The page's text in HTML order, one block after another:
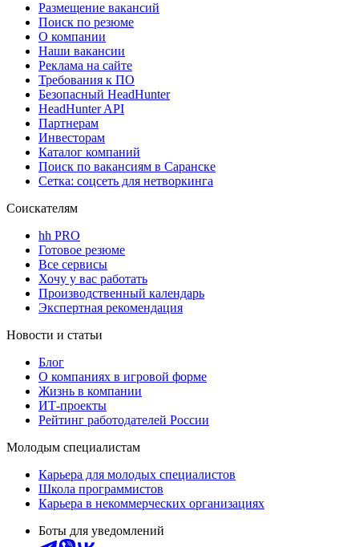
Размещение вакансий
Поиск по резюме
О компании
Наши вакансии
Реклама на сайте
Требования к ПО
Безопасный HeadHunter
HeadHunter API
Партнерам
Инвесторам
Каталог компаний
Поиск по вакансиям в Саранске
Сетка: соцсеть для нетворкинга
Соискателям
hh PRO
Готовое резюме
Все сервисы
Хочу у вас работать
Производственный календарь
Экспертная рекомендация
Новости и статьи
Блог
О компаниях в игровой форме
Жизнь в компании
ИТ-проекты
Рейтинг работодателей России
Молодым специалистам
Карьера для молодых специалистов
Школа программистов
Карьера в некоммерческих организациях
Боты для уведомлений